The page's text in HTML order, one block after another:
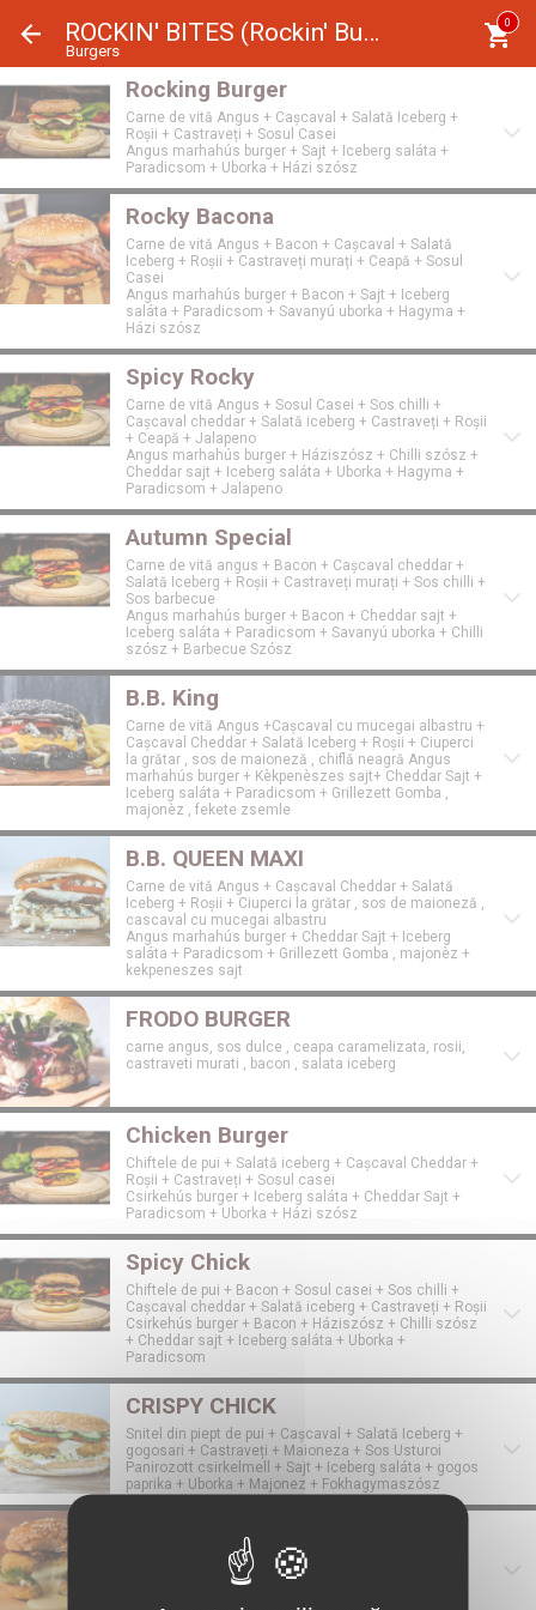
ROCKIN' BITES (Rockin' Burgers)
Burgers
0
Rocking Burger
Carne de vită Angus + Cașcaval + Salată Iceberg +
Roșii + Castraveți + Sosul Casei
Angus marhahús burger + Sajt + Iceberg saláta +
Paradicsom + Uborka + Házi szósz
Rocky Bacona
Carne de vită Angus + Bacon + Cașcaval + Salată
Iceberg + Roșii + Castraveți murați + Ceapă + Sosul
Casei
Angus marhahús burger + Bacon + Sajt + Iceberg
saláta + Paradicsom + Savanyú uborka + Hagyma +
Házi szósz
Spicy Rocky
Carne de vită Angus + Sosul Casei + Sos chilli +
Cașcaval cheddar + Salată iceberg + Castraveți + Roșii
+ Ceapă + Jalapeno
Angus marhahús burger + Háziszósz + Chilli szósz +
Cheddar sajt + Iceberg saláta + Uborka + Hagyma +
Paradicsom + Jalapeno
Autumn Special
Carne de vită angus + Bacon + Cașcaval cheddar +
Salată Iceberg + Roșii + Castraveți murați + Sos chilli +
Sos barbecue
Angus marhahús burger + Bacon + Cheddar sajt +
Iceberg saláta + Paradicsom + Savanyú uborka + Chilli
szósz + Barbecue Szósz
B.B. King
Carne de vită Angus +Cașcaval cu mucegai albastru +
Cașcaval Cheddar + Salată Iceberg + Roșii + Ciuperci
la grătar , sos de maioneză , chiflă neagră Angus
marhahús burger + Kèkpenèszes sajt+ Cheddar Sajt +
Iceberg saláta + Paradicsom + Grillezett Gomba ,
majonèz , fekete zsemle
B.B. QUEEN MAXI
Carne de vită Angus + Cașcaval Cheddar + Salată
Iceberg + Roșii + Ciuperci la grătar , sos de maioneză ,
cascaval cu mucegai albastru
Angus marhahús burger + Cheddar Sajt + Iceberg
saláta + Paradicsom + Grillezett Gomba , majonèz +
kekpeneszes sajt
FRODO BURGER
carne angus, sos dulce , ceapa caramelizata, rosii,
castraveti murati , bacon , salata iceberg
Chicken Burger
Chiftele de pui + Salată iceberg + Cașcaval Cheddar +
Roșii + Castraveți + Sosul casei
Csirkehús burger + Iceberg saláta + Cheddar Sajt +
Paradicsom + Uborka + Házi szósz
Spicy Chick
Chiftele de pui + Bacon + Sosul casei + Sos chilli +
Cașcaval cheddar + Salată iceberg + Castraveți + Roșii
Csirkehús burger + Bacon + Háziszósz + Chilli szósz
+ Cheddar sajt + Iceberg saláta + Uborka +
Paradicsom
CRISPY CHICK
Snitel din piept de pui + Cașcaval + Salată Iceberg +
gogosari + Castraveți + Maioneza + Sos Usturoi
Panirozott csirkelmell + Sajt + Iceberg saláta + gogos
paprika + Uborka + Majonez + Fokhagymaszósz
CAMEMBERT BURGER
Camembert pane , Gem Afine, ciuperci la gratar ,
maioneza , ceapa caramelizata